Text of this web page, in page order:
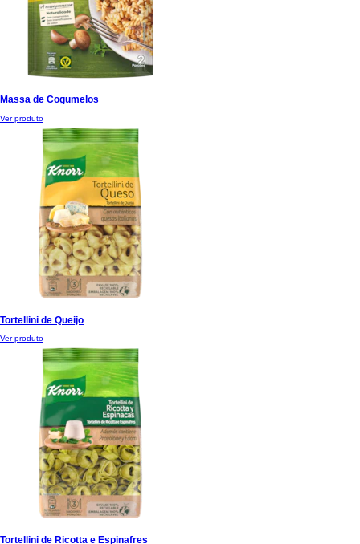
Massa de Cogumelos
Ver produto
Tortellini de Queijo
Ver produto
Tortellini de Ricotta e Espinafres